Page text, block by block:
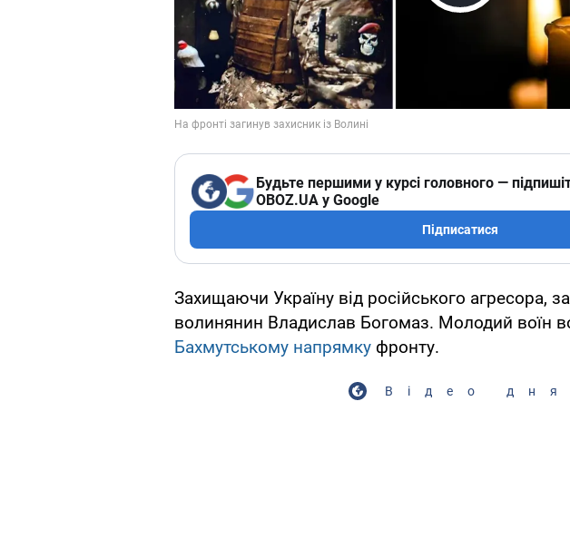
Будьте першими у курсі головного —
OBOZ.UA у Google
Підписатися
Захищаючи Україну від російського агресора,
волинянин Владислав Богомаз. Молодий воїн
Бахмутському напрямку фронту.
Відео дня